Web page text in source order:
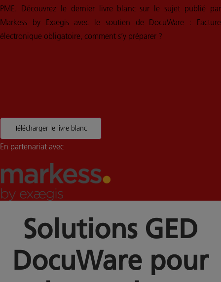
PME. Découvrez le dernier livre blanc sur le sujet publié par
Markess by Exægis avec le soutien de DocuWare : Facture
électronique obligatoire, comment s’y préparer ?
Télécharger le livre blanc
En partenariat avec
Solutions GED
DocuWare pour